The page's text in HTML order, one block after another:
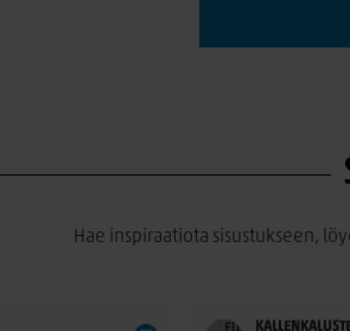
Hae inspiraatiota sisustukseen,